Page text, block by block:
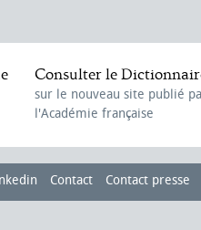
Consulter le
sur le nouveau site publié
l'Académie française
Contact Contact presse